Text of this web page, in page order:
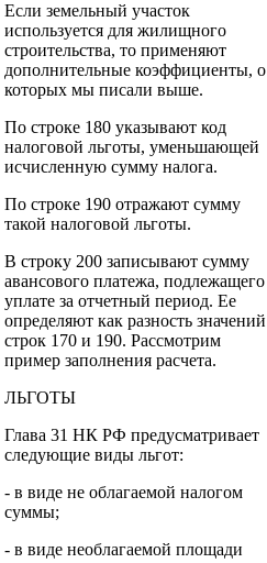
Если земельный участок
используется для жилищного
строительства, то применяют
дополнительные коэффициенты, о
которых мы писали выше.
По строке 180 указывают код
налоговой льготы, уменьшающей
исчисленную сумму налога.
По строке 190 отражают сумму
такой налоговой льготы.
В строку 200 записывают сумму
авансового платежа, подлежащего
уплате за отчетный период. Ее
определяют как разность значений
строк 170 и 190. Рассмотрим
пример заполнения расчета.
ЛЬГОТЫ
Глава 31 НК РФ предусматривает
следующие виды льгот:
- в виде не облагаемой налогом
суммы;
- в виде необлагаемой площади